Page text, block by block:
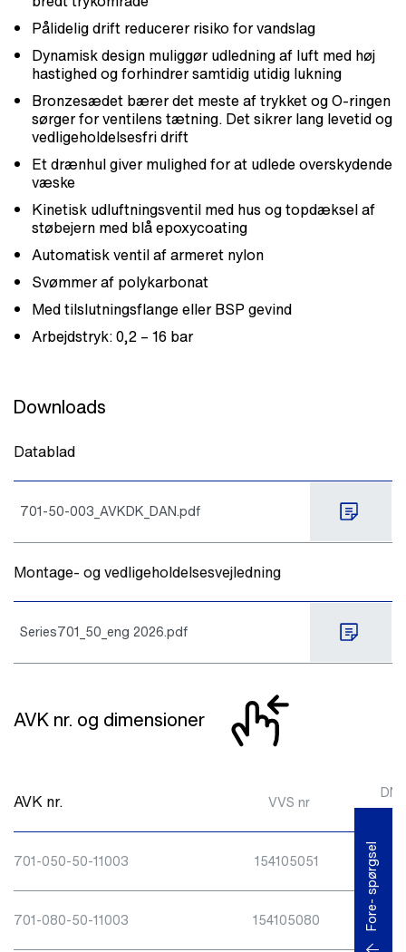
Pålidelig drift reducerer risiko for vandslag
Dynamisk design muliggør udledning af luft med høj
hastighed og forhindrer samtidig utidig lukning
Bronzesædet bærer det meste af trykket og O-ringen
sørger for ventilens tætning. Det sikrer lang levetid og
vedligeholdelsesfri drift
Et drænhul giver mulighed for at udlede overskydende
væske
Kinetisk udluftningsventil med hus og topdæksel af
støbejern med blå epoxycoating
Automatisk ventil af armeret nylon
Svømmer af polykarbonat
Med tilslutningsflange eller BSP gevind
Arbejdstryk: 0,2 – 16 bar
Downloads
Datablad
701-50-003_AVKDK_DAN.pdf
Montage- og vedligeholdelsesvejledning
Series701_50_eng 2026.pdf
AVK nr. og dimensioner
AVK nr. VVS nr
DN
mm
701-050-50-11003 154105051
701-080-50-11003 154105080 Fore- spørgsel